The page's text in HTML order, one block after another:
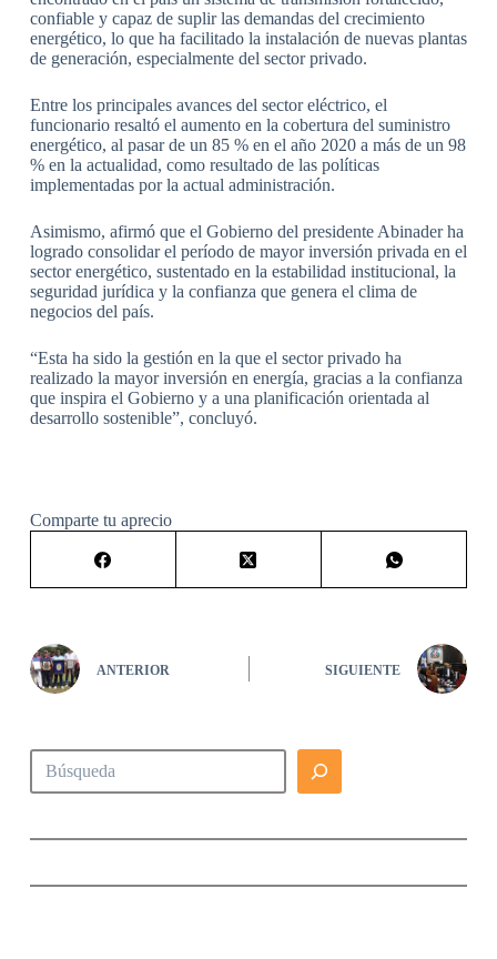
confiable y capaz de suplir las demandas del crecimiento
energético, lo que ha facilitado la instalación de nuevas plantas
de generación, especialmente del sector privado.
Entre los principales avances del sector eléctrico, el
funcionario resaltó el aumento en la cobertura del suministro
energético, al pasar de un 85 % en el año 2020 a más de un 98
% en la actualidad, como resultado de las políticas
implementadas por la actual administración.
Asimismo, afirmó que el Gobierno del presidente Abinader ha
logrado consolidar el período de mayor inversión privada en el
sector energético, sustentado en la estabilidad institucional, la
seguridad jurídica y la confianza que genera el clima de
negocios del país.
“Esta ha sido la gestión en la que el sector privado ha
realizado la mayor inversión en energía, gracias a la confianza
que inspira el Gobierno y a una planificación orientada al
desarrollo sostenible”, concluyó.
Comparte tu aprecio
ANTERIOR SIGUIENTE
Buscar